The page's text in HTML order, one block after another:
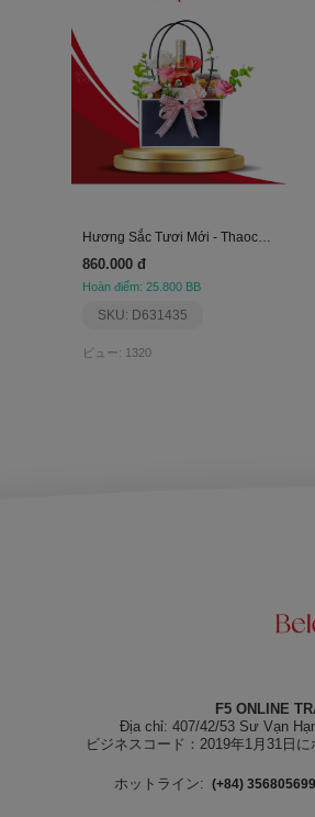
Hương Sắc Tươi Mới - Thaoco Florist
860.000 đ
Hoàn điểm: 25.800 BB
SKU: D631435
ビュー: 1320
F5 ONLINE
Địa chỉ: 407/42/53 Sư Vạn
ビジネスコード：2019年1月31日
ホットライン: (+84) 356805699